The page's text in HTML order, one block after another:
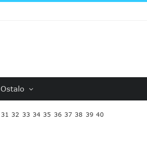
Ostalo
31 32 33 34 35 36 37 38 39 40